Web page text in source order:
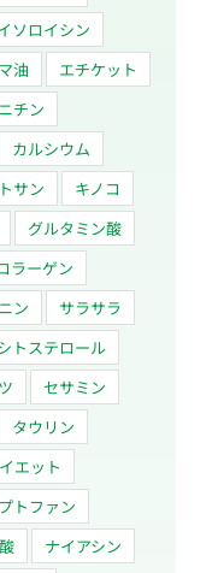
ソロイシン
油
エチケット
チン
カルシウム
サン
キノコ
グルタミン酸
ラーゲン
ン
サラサラ
トステロール
セサミン
タウリン
エット
トファン
ナイアシン